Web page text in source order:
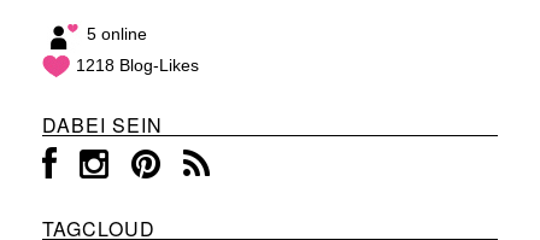
5 online
1218 Blog-Likes
DABEI SEIN
TAGCLOUD